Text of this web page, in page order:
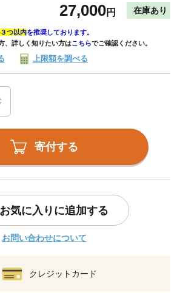
27,000円 在庫あり
つ以内を推奨しております。
、詳しく知りたい方はこちらでご確認ください。
上限額を調べる
寄付する
お気に入りに追加する
お問い合わせについて
クレジットカード